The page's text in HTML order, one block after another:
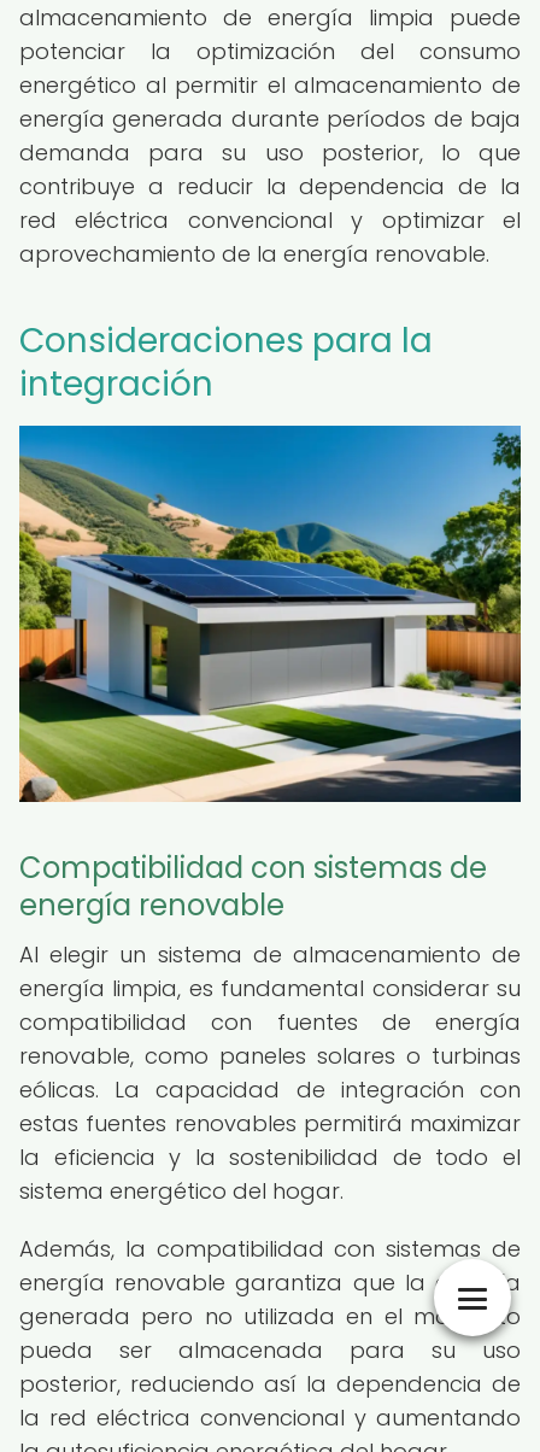
almacenamiento de energía limpia puede
potenciar la optimización del consumo
energético al permitir el almacenamiento de
energía generada durante períodos de baja
demanda para su uso posterior, lo que
contribuye a reducir la dependencia de la
red eléctrica convencional y optimizar el
aprovechamiento de la energía renovable.
Consideraciones para la
integración
Compatibilidad con sistemas de
energía renovable
Al elegir un sistema de almacenamiento de
energía limpia, es fundamental considerar su
compatibilidad con fuentes de energía
renovable, como paneles solares o turbinas
eólicas. La capacidad de integración con
estas fuentes renovables permitirá maximizar
la eficiencia y la sostenibilidad de todo el
sistema energético del hogar.
Además, la compatibilidad con sistemas de
energía renovable garantiza que la energía
generada pero no utilizada en el momento
pueda ser almacenada para su uso
posterior, reduciendo así la dependencia de
la red eléctrica convencional y aumentando